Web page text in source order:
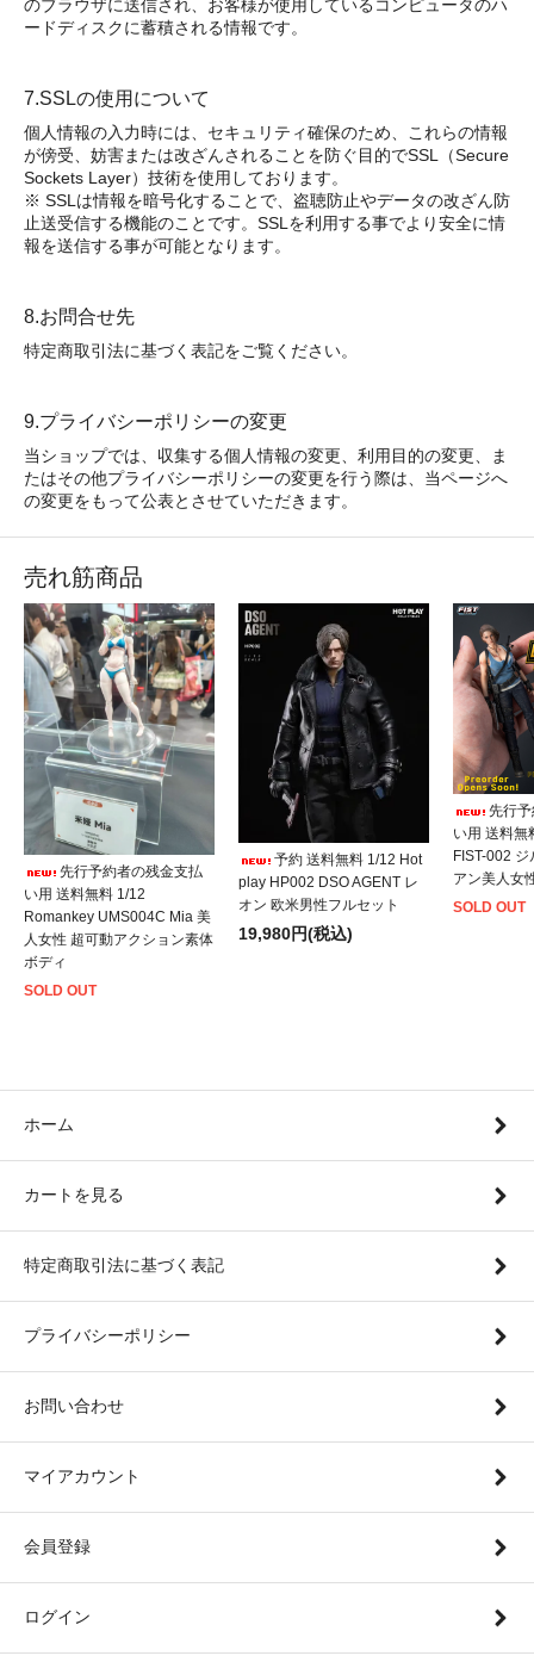
のブラウザに送信され、お客様が使用しているコンピュータのハ
ードディスクに蓄積される情報です。
7.SSLの使用について
個人情報の入力時には、セキュリティ確保のため、これらの情報
が傍受、妨害または改ざんされることを防ぐ目的でSSL（Secure
Sockets Layer）技術を使用しております。
※ SSLは情報を暗号化することで、盗聴防止やデータの改ざん防
止送受信する機能のことです。SSLを利用する事でより安全に情
報を送信する事が可能となります。
8.お問合せ先
特定商取引法に基づく表記をご覧ください。
9.プライバシーポリシーの変更
当ショップでは、収集する個人情報の変更、利用目的の変更、ま
たはその他プライバシーポリシーの変更を行う際は、当ページへ
の変更をもって公表とさせていただきます。
売れ筋商品
先行予約者の残金支払
い用 送料無料 1/12
Romankey UMS004C Mia 美
人女性 超可動アクション素体
ボディ
SOLD OUT
予約 送料無料 1/12 Hot
play HP002 DSO AGENT レ
オン 欧米男性フルセット
19,980円(税込)
先行
い用 送料無
FIST-002
アン美人女
SOLD OUT
ホーム
カートを見る
特定商取引法に基づく表記
プライバシーポリシー
お問い合わせ
マイアカウント
会員登録
ログイン